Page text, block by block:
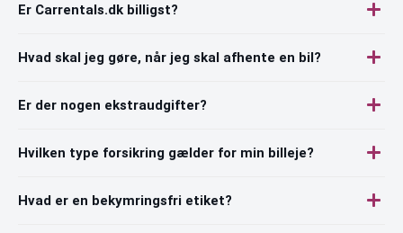
Er Carrentals.dk billigst?
Hvad skal jeg gøre, når jeg skal afhente en bil?
Er der nogen ekstraudgifter?
Hvilken type forsikring gælder for min billeje?
Hvad er en bekymringsfri etiket?